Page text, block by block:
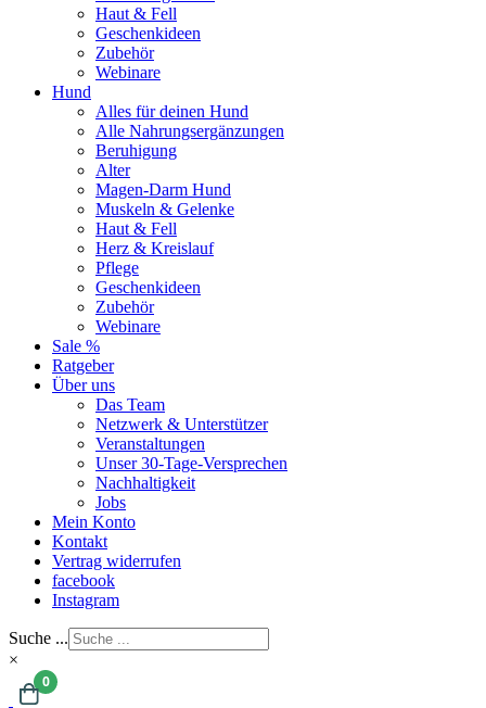
Haut & Fell
Geschenkideen
Zubehör
Webinare
Hund
Alles für deinen Hund
Alle Nahrungsergänzungen
Beruhigung
Alter
Magen-Darm Hund
Muskeln & Gelenke
Haut & Fell
Herz & Kreislauf
Pflege
Geschenkideen
Zubehör
Webinare
Sale %
Ratgeber
Über uns
Das Team
Netzwerk & Unterstützer
Veranstaltungen
Unser 30-Tage-Versprechen
Nachhaltigkeit
Jobs
Mein Konto
Kontakt
Vertrag widerrufen
facebook
Instagram
Suche ...
×
0